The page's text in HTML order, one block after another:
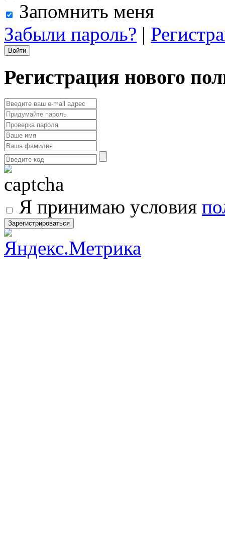
Запомнить меня
Забыли пароль? |
Регистрация нового
Я принимаю условия